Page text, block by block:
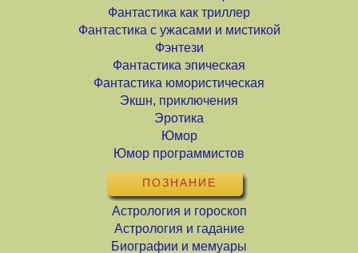
Фантастика как триллер
Фантастика с ужасами и мистикой
Фэнтези
Фантастика эпическая
Фантастика юмористическая
Экшн, приключения
Эротика
Юмор
Юмор программистов
ПОЗНАНИЕ
Астрология и гороскоп
Астрология и гадание
Биографии и мемуары